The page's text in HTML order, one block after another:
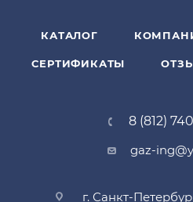
КАТАЛОГ
СЕРТИФИКАТЫ
8 (812)
gaz-
г. Санкт-